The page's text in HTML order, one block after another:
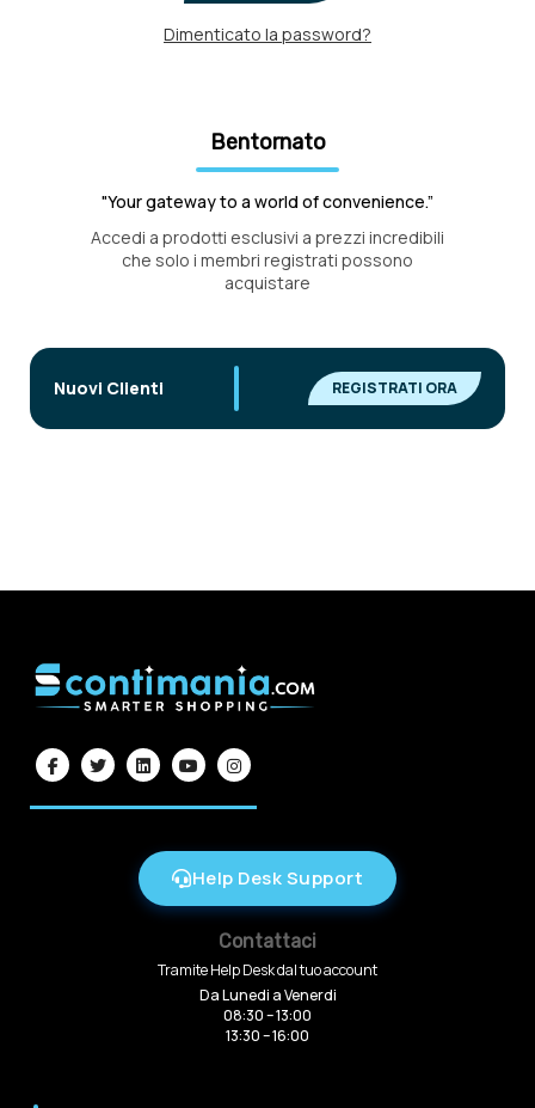
Dimenticato la password?
Bentornato
"Your gateway to a world of convenience.”
Accedi a prodotti esclusivi a prezzi incredibili
che solo i membri registrati possono
acquistare
Nuovi Clienti REGISTRATI ORA
Help Desk Support
Contattaci
Tramite Help Desk dal tuo account
Da Lunedi a Venerdi
08:30 – 13:00
13:30 – 16:00